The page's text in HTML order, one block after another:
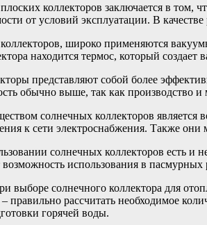
коллекторов заключается в том,
от условий эксплуатации. В
широко применяются
находится термос, который
представляют собой более
обычно выше, так как производство
солнечных коллекторов является
к сети электроснабжения. Также
солнечных коллекторов есть и
возможность использования в
выборе солнечного коллектора для
правильно рассчитать необходимое
горячей воды.